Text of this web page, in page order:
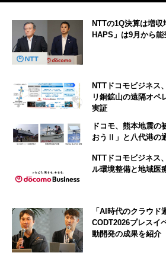
NTTの1Q決算は増
HAPS」は9月から
NTTドコモビジネス
リ銅鉱山の遠隔オペ
実証
ドコモ、熊本地震の
おうⅡ」と八代港の
NTTドコモビジネス
ル環境整備と地域医
「AI時代のクラウ
CODT2026プレスイ
動開発の成果を紹介